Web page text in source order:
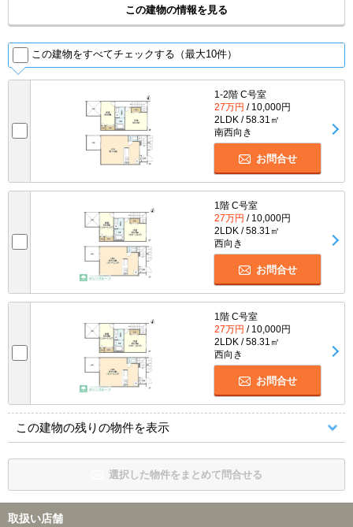
この建物の情報を見る
この建物をすべてチェックする（最大10件）
1-2階 C号室
27万円 / 10,000円
2LDK / 58.31㎡
南西向き
お問合せ
1階 C号室
27万円 / 10,000円
2LDK / 58.31㎡
西向き
お問合せ
1階 C号室
27万円 / 10,000円
2LDK / 58.31㎡
西向き
お問合せ
この建物の残りの物件を表示
選択した物件をまとめて問合せる
取扱い店舗